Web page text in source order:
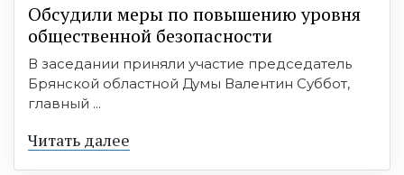
Обсудили меры по повышению уровня
общественной безопасности
В заседании приняли участие председатель
Брянской областной Думы Валентин Суббот,
главный ...
Читать далее